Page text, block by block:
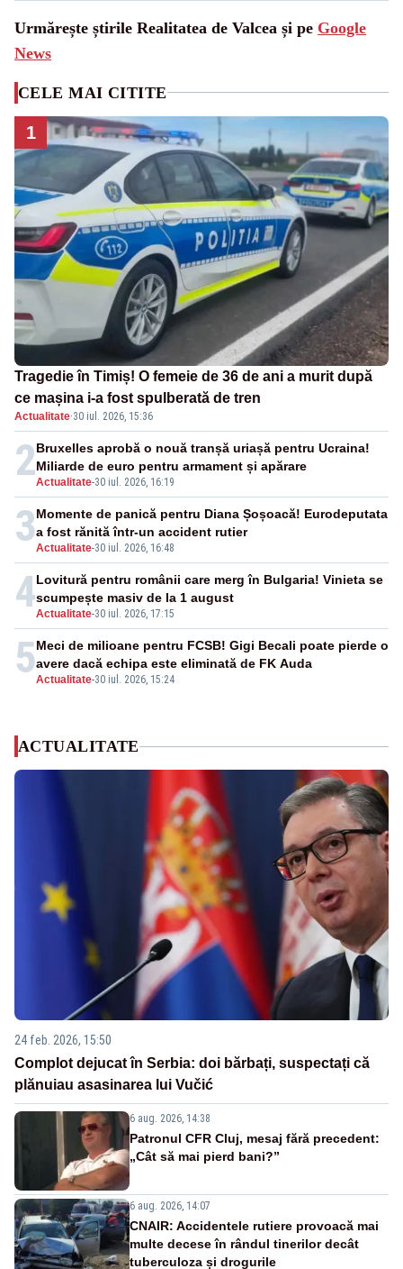
Urmărește știrile Realitatea de Valcea și pe Google
News
CELE MAI CITITE
1
Tragedie în Timiș! O femeie de 36 de ani a murit după
ce mașina i-a fost spulberată de tren
Actualitate·30 iul. 2026, 15:36
2Actualitate-30 iul. 2026, 16:19
Bruxelles aprobă o nouă tranșă uriașă pentru Ucraina!
Miliarde de euro pentru armament și apărare
3Actualitate-30 iul. 2026, 16:48
Momente de panică pentru Diana Șoșoacă! Eurodeputata
a fost rănită într-un accident rutier
4Actualitate-30 iul. 2026, 17:15
Lovitură pentru românii care merg în Bulgaria! Vinieta se
scumpește masiv de la 1 august
5Actualitate-30 iul. 2026, 15:24
Meci de milioane pentru FCSB! Gigi Becali poate pierde o
avere dacă echipa este eliminată de FK Auda
ACTUALITATE
24 feb. 2026, 15:50
Complot dejucat în Serbia: doi bărbați, suspectați că
plănuiau asasinarea lui Vučić
6 aug. 2026, 14:38
Patronul CFR Cluj, mesaj fără precedent:
„Cât să mai pierd bani?”
6 aug. 2026, 14:07
CNAIR: Accidentele rutiere provoacă mai
multe decese în rândul tinerilor decât
tuberculoza și drogurile